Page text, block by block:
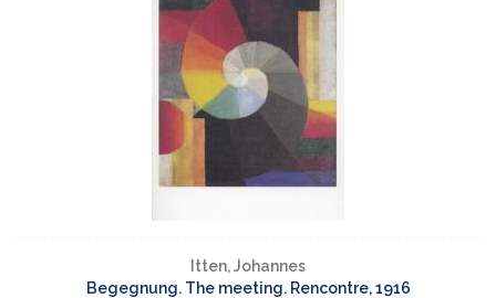
Itten, Johannes
Begegnung. The meeting. Rencontre, 1916